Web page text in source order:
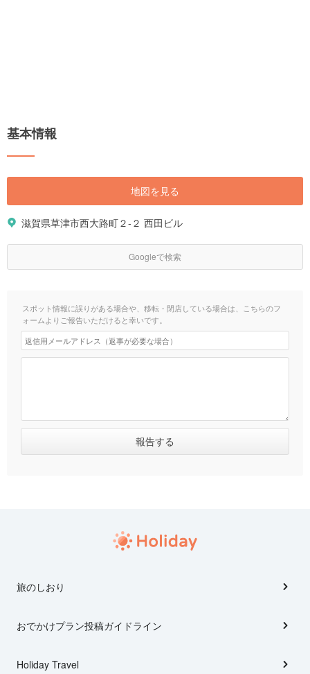
基本情報
地図を見る
滋賀県草津市西大路町２-２ 西田ビル
Googleで検索
スポット情報に誤りがある場合や、移転・閉店している場合は、こちらのフ
ォームよりご報告いただけると幸いです。
旅のしおり
おでかけプラン投稿ガイドライン
Holiday Travel